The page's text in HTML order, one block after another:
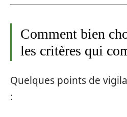
Comment bien
les critères qui
Quelques points de
: